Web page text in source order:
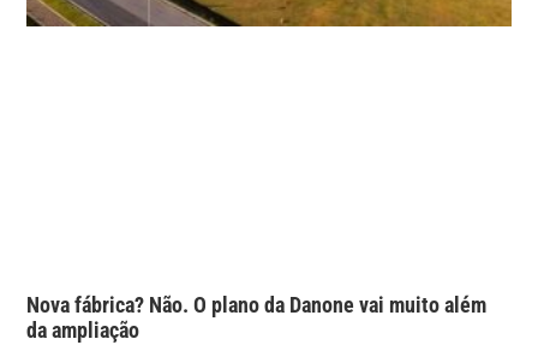
Nova fábrica? Não. O plano da Danone vai muito além
da ampliação